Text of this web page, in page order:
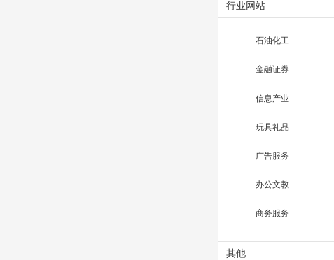
行业网站
石油化工
金融证券
信息产业
玩具礼品
广告服务
办公文教
商务服务
其他